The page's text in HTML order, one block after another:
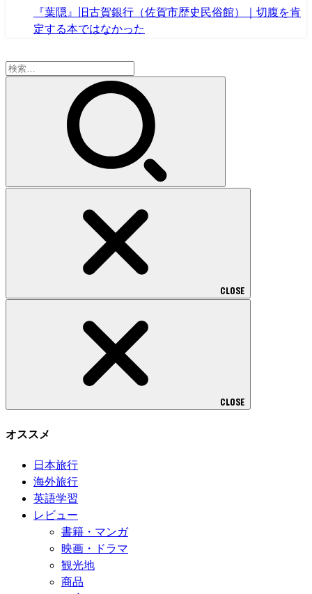
『葉隠』旧古賀銀行（佐賀市歴史民俗館）｜切腹を肯
定する本ではなかった
検
CLOSE
CLOSE
オススメ
日本旅行
海外旅行
英語学習
レビュー
書籍・マンガ
映画・ドラマ
観光地
商品